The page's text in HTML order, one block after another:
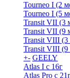
Tourneo I (2
Tourneo I (5
Transit VII (3
Transit VII (9
Transit VIII (3
Transit VIII (9
+- GEELY
Atlas I c 16г
Atlas Pro с